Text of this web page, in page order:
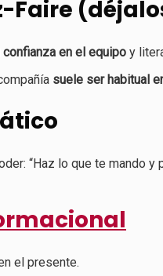
Faire
en el equipo y
suele ser habitual
“Haz lo que te mando y
el presente.